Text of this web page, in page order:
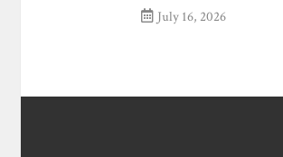
July 16, 2026